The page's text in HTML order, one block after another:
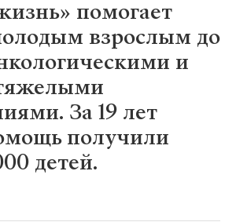
помогает
взрослым до
и
За 19 лет
получили
детей.